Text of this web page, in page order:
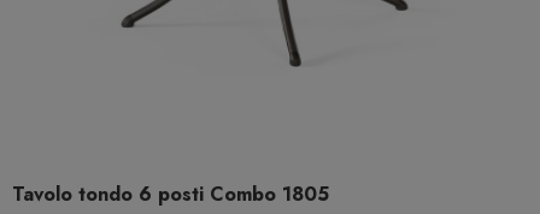
Tavolo tondo 6 posti Combo 1805